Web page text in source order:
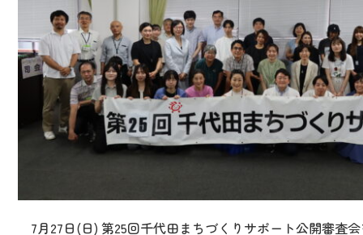
7月27日(日) 第25回千代田まちづくりサポート公開審査